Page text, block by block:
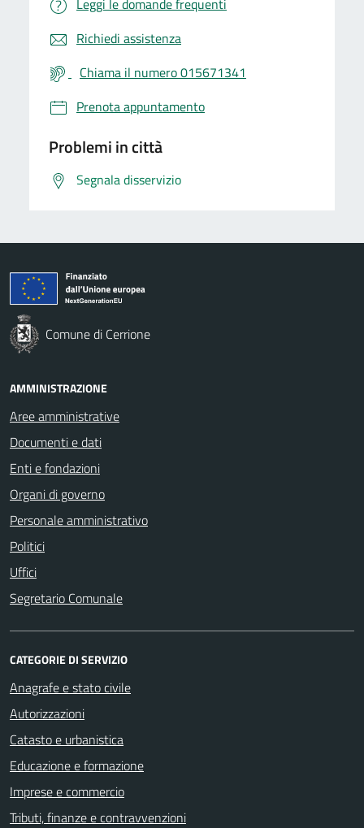
Richiedi assistenza
Chiama il numero 015671341
Prenota appuntamento
Problemi in città
Segnala disservizio
Comune di Cerrione
AMMINISTRAZIONE
Aree amministrative
Documenti e dati
Enti e fondazioni
Organi di governo
Personale amministrativo
Politici
Uffici
Segretario Comunale
CATEGORIE DI SERVIZIO
Anagrafe e stato civile
Autorizzazioni
Catasto e urbanistica
Educazione e formazione
Imprese e commercio
Tributi, finanze e contravvenzioni